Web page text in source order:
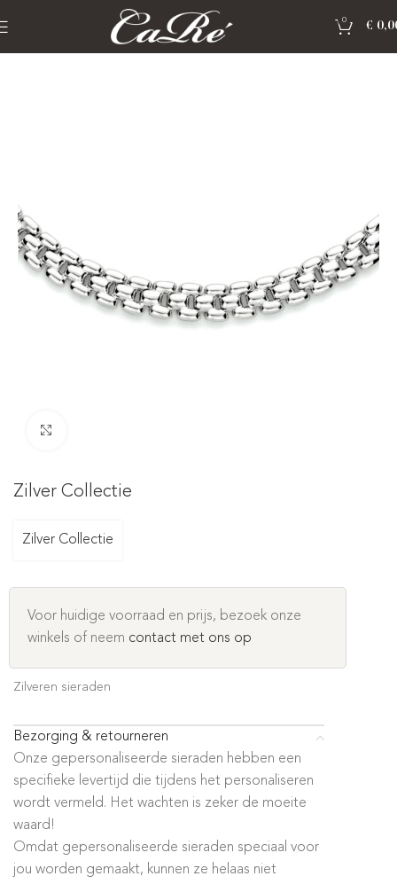
0
€
Zilver Collectie
Zilver Collectie
Zilver Collectie
Voor huidige voorraad en prijs, bezoek onze
winkels of neem contact met ons op
Zilveren sieraden
Bezorging & retourneren
Onze gepersonaliseerde sieraden hebben een
specifieke levertijd die tijdens het personaliseren
wordt vermeld. Het wachten is zeker de moeite
waard!
Omdat gepersonaliseerde sieraden speciaal voor
jou worden gemaakt, kunnen ze helaas niet